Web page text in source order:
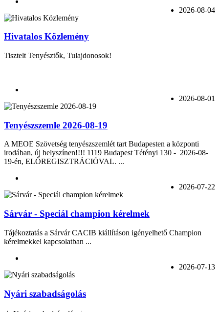
2026-08-04
Hivatalos Közlemény
Tisztelt Tenyésztők, Tulajdonosok!
2026-08-01
Tenyészszemle 2026-08-19
A MEOE Szövetség tenyészszemlét tart Budapesten a központi
irodában, új helyszínen!!!! 1119 Budapest Tétényi 130 - 2026-08-
19-én, ELŐREGISZTRÁCIÓVAL. ...
2026-07-22
Sárvár - Speciál champion kérelmek
Tájékoztatás a Sárvár CACIB kiállításon igényelhető Champion
kérelmekkel kapcsolatban ...
2026-07-13
Nyári szabadságolás